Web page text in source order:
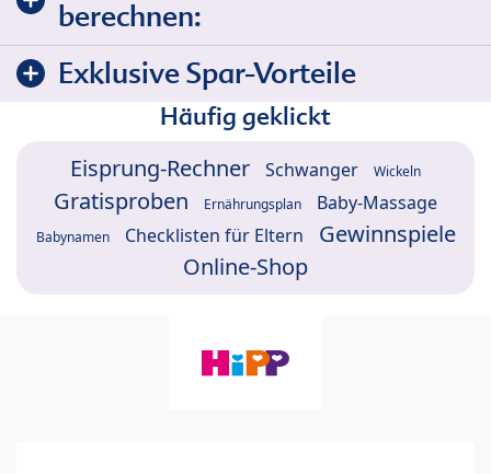
berechnen:
Exklusive Spar-Vorteile
Häufig geklickt
Eisprung-Rechner Schwanger Wickeln
Gratisproben Ernährungsplan Baby-Massage
Babynamen Checklisten für Eltern
Gewinnspiele
Online-Shop